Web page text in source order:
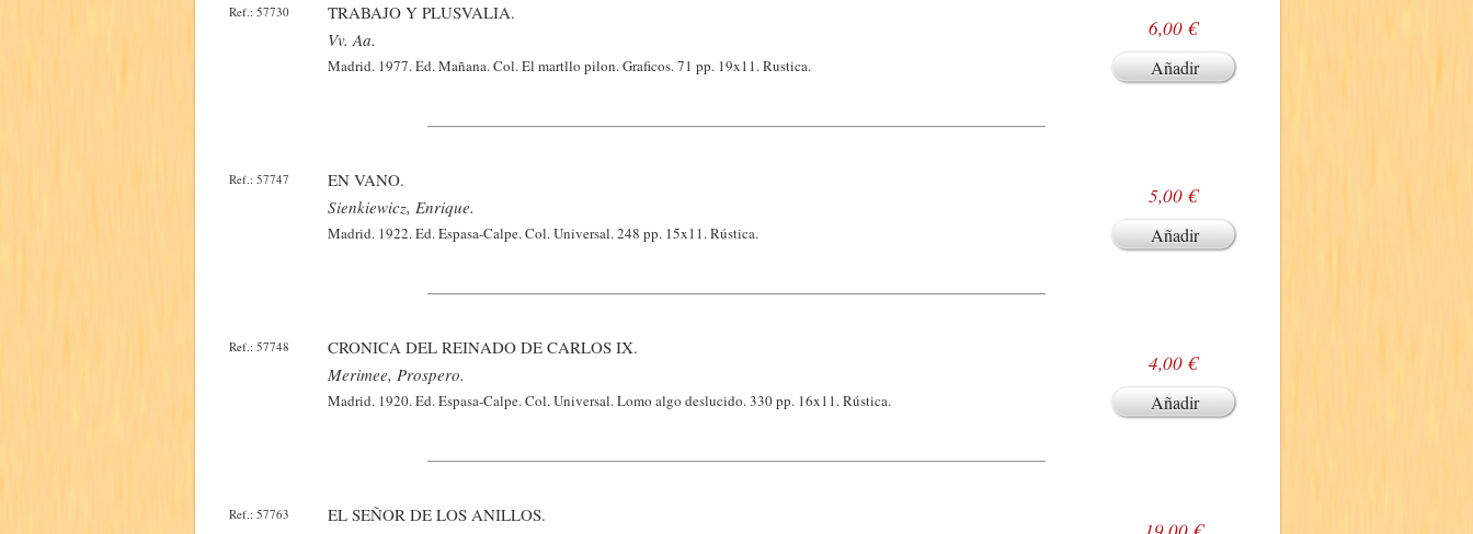
Ref.: 57730
TRABAJO Y PLUSVALIA.
Vv. Aa.
Madrid. 1977. Ed. Mañana. Col. El martllo pilon. Graficos. 71 pp. 19x11. Rustica.
6,00 €
Añadir
Ref.: 57747
EN VANO.
Sienkiewicz, Enrique.
Madrid. 1922. Ed. Espasa-Calpe. Col. Universal. 248 pp. 15x11. Rústica.
5,00 €
Añadir
Ref.: 57748
CRONICA DEL REINADO DE CARLOS IX.
Merimee, Prospero.
Madrid. 1920. Ed. Espasa-Calpe. Col. Universal. Lomo algo deslucido. 330 pp. 16x11. Rústica.
4,00 €
Añadir
Ref.: 57763
EL SEÑOR DE LOS ANILLOS.